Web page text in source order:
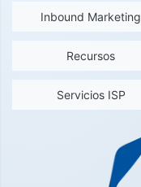
Inbound Marketing
Recursos
Servicios ISP